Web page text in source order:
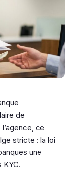
de
ce
stricte : la loi
une
KYC.